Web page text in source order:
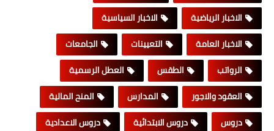
الاخبار الرياضية
الاخبار السياسية
الاخبار العامة
التعيينات
الجامعات
الرواتب
الطقس
العطل الرسمية
العقود والاجور
المدارس
المنح المالية
دروس
دروس الابتدائية
دروس الاعدادية